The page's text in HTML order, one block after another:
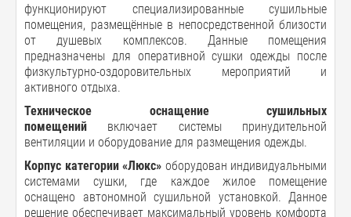
функционируют специализированные сушильные
помещения, размещённые в непосредственной близости
от душевых комплексов. Данные помещения
предназначены для оперативной сушки одежды после
физкультурно-оздоровительных мероприятий и
активного отдыха.
Техническое оснащение сушильных
помещений включает системы принудительной
вентиляции и оборудование для размещения одежды.
Корпус категории «Люкс» оборудован индивидуальными
системами сушки, где каждое жилое помещение
оснащено автономной сушильной установкой. Данное
решение обеспечивает максимальный уровень комфорта